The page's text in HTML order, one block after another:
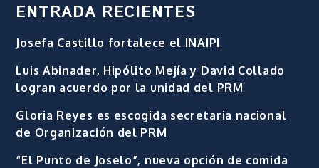
ENTRADA RECIENTES
Josefa Castillo fortalece el INAIPI
Luis Abinader, Hipólito Mejía y David Collado
logran acuerdo por la unidad del PRM
Gloria Reyes es escogida secretaria nacional
de Organización del PRM
“El Punto de Joselo”, nueva opción de comida